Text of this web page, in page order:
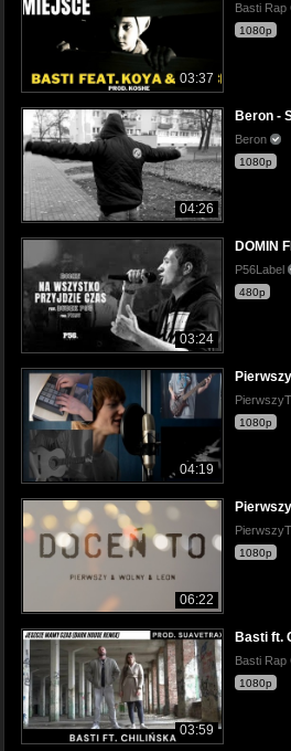
03:37
Basti Rap
1080p
04:26
Beron -
Beron
1080p
03:24
DOMIN
P56Label
480p
04:19
1080p
06:22
1080p
03:59
Basti ft.
Basti Rap
1080p